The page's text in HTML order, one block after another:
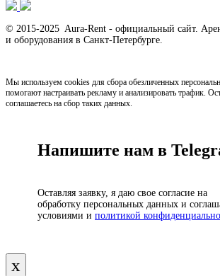
© 2015-2025 Aura-Rent - официальный сайт.
и оборудования в Санкт-Петербурге.
Мы используем cookies для сбора обезличенных
помогают настраивать рекламу и анализировать трафик.
соглашаетесь на сбор таких данных.
Напишите нам в
Оставляя заявку, я даю свое согласие на
обработку персональных данных и
условиями и политикой
х